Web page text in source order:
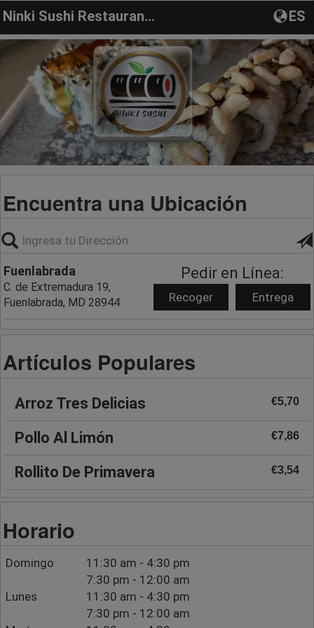
Ninki Sushi Restaurante japones ES
Encuentra una Ubicación
Fuenlabrada
C. de Extremadura 19,
Fuenlabrada, MD 28944
Pedir en Línea:
Recoger Entrega
Artículos Populares
Arroz Tres Delicias €5,70
Pollo Al Limón €7,86
Rollito De Primavera €3,54
Horario
Domingo
11:30 am - 4:30 pm
7:30 pm - 12:00 am
Lunes
11:30 am - 4:30 pm
7:30 pm - 12:00 am